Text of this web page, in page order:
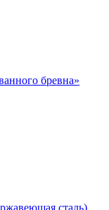
бревна»
сталь)